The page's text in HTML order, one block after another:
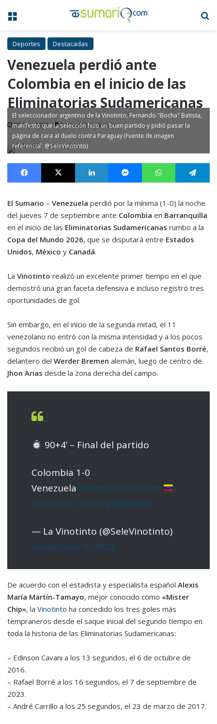
Menú
Deportes Destacadas
Venezuela perdió ante
Colombia en el inicio de las
Eliminatorias Sudamericanas
08 Sep, 2023 2 minutos de lectura
El seleccionador argentino de la Vinotinto, Fernando "Bocha" Batista,
manifestó que la selección hizo un buen partido y pidió pasar la
página de cara al duelo contra Paraguay (Fuente de imagen
referencial: @SeleVinotinto)
Facebook X LinkedIn MessengerWhatsApp
El Sumario – Venezuela perdió por la mínima (1-0) la noche
del jueves 7 de septiembre ante Colombia en Barranquilla
en el inicio de las Eliminatorias Sudamericanas rumbo a la
Copa del Mundo 2026, que se disputará entre Estados
Unidos, México y Canadá.
La Vinotinto realizó un excelente primer tiempo en el que
demostró una gran faceta defensiva e incluso registró tres
oportunidades de gol.
Sin embargo, en el inicio de la segunda mitad, el 11
venezolano no entró con la misma intensidad y a los pocos
segundos recibió un gol de cabeza de Rafael Santos Borré,
delantero del Werder Bremen alemán, luego de centro de
Jhon Arias desde la zona derecha del campo.
90+4’ – Final del partido
Colombia 1-0
Venezuela#SiempreVinotinto
pic.twitter.com/nyGkJao0SX
— La Vinotinto (@SeleVinotinto)
September 8, 2023
De acuerdo con el estadista y especialista español Alexis
María Martín-Tamayo, mejor conocido como «Mister
Chip», la Vinotinto ha concedido los tres goles más
tempraneros desde el saque inicial del segundo tiempo en
toda la historia de las Eliminatorias Sudamericanas:
– Edinson Cavani a los 13 segundos, el 6 de octubre de
2016.
– Rafael Borré a los 16 segundos, el 7 de septiembre de
2023.
– André Carrillo a los 25 segundos, el 23 de marzo de 2017.